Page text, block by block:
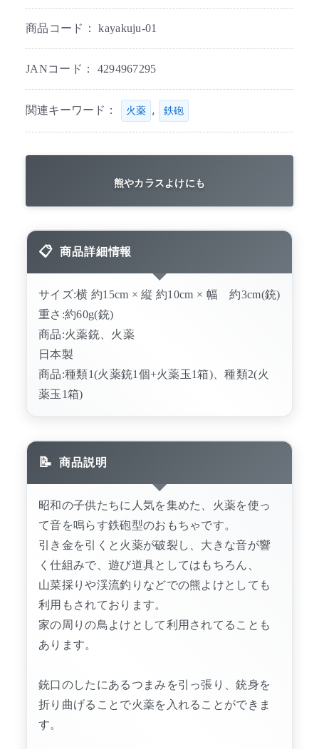
商品コード：kayakuju-01
JANコード： 4294967295
関連キーワード： 火薬 , 鉄砲
熊やカラスよけにも
商品詳細情報
サイズ:横 約15cm × 縦 約10cm × 幅 約3cm(銃)
重さ:約60g(銃)
商品:火薬銃、火薬
日本製
商品:種類1(火薬銃1個+火薬玉1箱)、種類2(火
薬玉1箱)
商品説明
昭和の子供たちに人気を集めた、火薬を使っ
て音を鳴らす鉄砲型のおもちゃです。
引き金を引くと火薬が破裂し、大きな音が響
く仕組みで、遊び道具としてはもちろん、
山菜採りや渓流釣りなどでの熊よけとしても
利用もされております。
家の周りの鳥よけとして利用されてることも
あります。
銃口のしたにあるつまみを引っ張り、銃身を
折り曲げることで火薬を入れることができま
す。